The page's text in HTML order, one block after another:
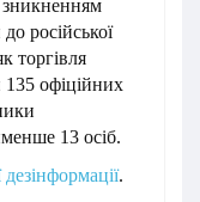
зникненням
російської
торгівля
офіційних
13 осіб.
.